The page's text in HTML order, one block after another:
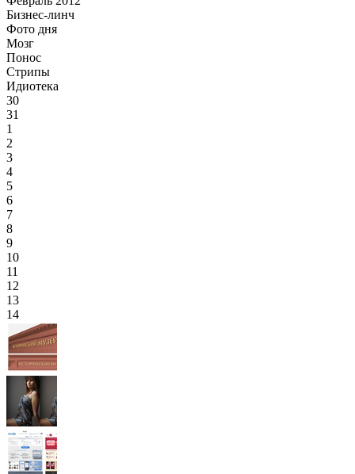
Бизнес-линч
Фото дня
Мозг
Понос
Стрипы
Идиотека
30
31
1
2
3
4
5
6
7
8
9
10
11
12
13
14